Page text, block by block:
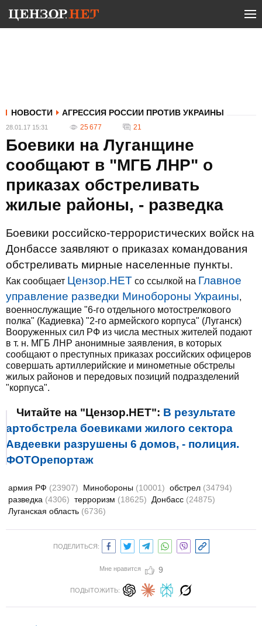
НОВОСТИ АГРЕССИЯ РОССИИ ПРОТИВ УКРАИНЫ
28.01.17 15:31 25 677 21
Боевики на Луганщине
сообщают в "МГБ ЛНР" о
приказах обстреливать
жилые районы, - разведка
Боевики российско-террористических войск на
Донбассе заявляют о приказах командования
обстреливать мирные населенные пункты.
Как сообщает Цензор.НЕТ со ссылкой на Главное
управление разведки Минобороны Украины,
военнослужащие "6-го отдельного мотострелкового
полка" (Кадиевка) "2-го армейского корпуса" (Луганск)
Вооруженных сил РФ из числа местных жителей подают
в т. н. МГБ ЛНР анонимные заявления, в которых
сообщают о преступных приказах российских офицеров
совершать артиллерийские и минометные обстрелы
жилых районов и передовых позиций подразделений
"корпуса".
Читайте на "Цензор.НЕТ": В результате
артобстрела боевиками жилого сектора
Авдеевки разрушены 6 домов, - полиция.
ФОТОрепортаж
армия РФ (23907) Минобороны (10001) обстрел (34794)
разведка (4306) терроризм (18625) Донбасс (24875)
Луганская область (6736)
ПОДЕЛИТЬСЯ:
Мне нравится 9
ПОДЫТОЖИТЬ: